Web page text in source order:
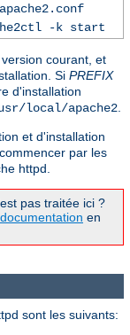
-k start
courant, et
Si PREFIX
d'installation
local/apache2
et d'installation
par les
httpd.
pas traitée ici ?
en
sont les suivants: